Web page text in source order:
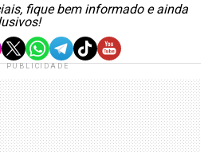
fique bem informado e ainda
PUBLICIDADE